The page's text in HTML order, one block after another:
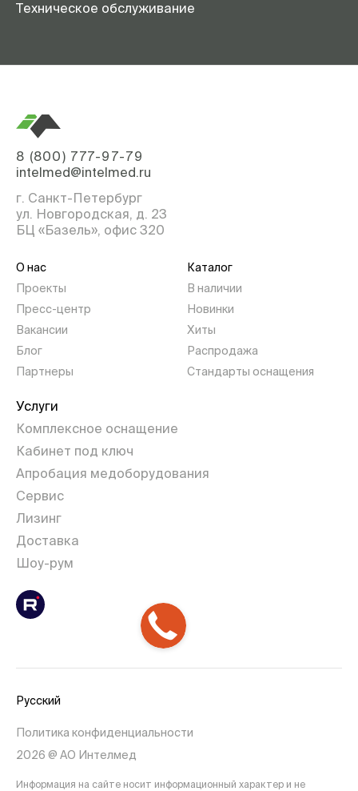
Техническое обслуживание
8 (800) 777-97-79
intelmed@intelmed.ru
г. Санкт-Петербург
ул. Новгородская, д. 23
БЦ «Базель», офис 320
О нас
Проекты
Пресс-центр
Вакансии
Блог
Партнеры
Каталог
В наличии
Новинки
Хиты
Распродажа
Стандарты оснащения
Услуги
Комплексное оснащение
Кабинет под ключ
Апробация медоборудования
Сервис
Лизинг
Доставка
Шоу-рум
Русский
Политика конфиденциальности
2026 @ АО Интелмед
Информация на сайте носит информационный характер и не